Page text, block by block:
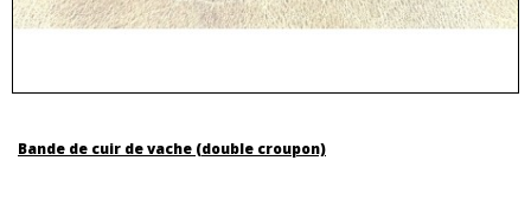
Bande de cuir de vache (double croupon)